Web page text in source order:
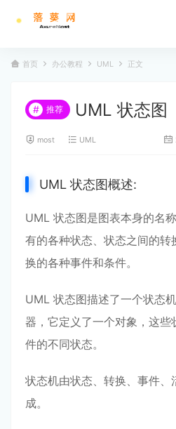
首页 办公教程 UML 正文
# 推荐 UML 状态图
most UML
UML 状态图概述:
UML 状态图是图表本身的名
有的各种状态、状态之间的转
换的各种事件和条件。
UML 状态图描述了一个状态
器，它定义了一个对象，这些
件的不同状态。
状态机由状态、转换、事件、
成。